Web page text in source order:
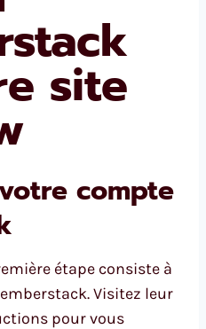
site
compte
étape consiste à
Visitez leur
pour vous